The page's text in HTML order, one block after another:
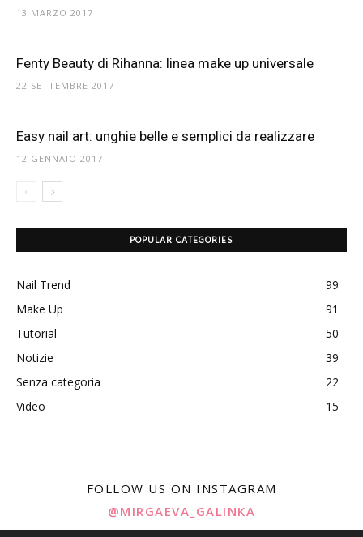
13 MARZO 2017
Fenty Beauty di Rihanna: linea make up universale
22 SETTEMBRE 2017
Easy nail art: unghie belle e semplici da realizzare
12 GENNAIO 2017
POPULAR CATEGORIES
Nail Trend
99
Make Up
91
Tutorial
50
Notizie
39
Senza categoria
22
Video
15
FOLLOW US ON INSTAGRAM
@MIRGAEVA_GALINKA